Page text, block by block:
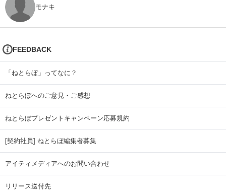
モナキ
FEEDBACK
「ねとらぼ」ってなに？
ねとらぼへのご意見・ご感想
ねとらぼプレゼントキャンペーン応募規約
[契約社員] ねとらぼ編集者募集
アイティメディアへのお問い合わせ
リリース送付先